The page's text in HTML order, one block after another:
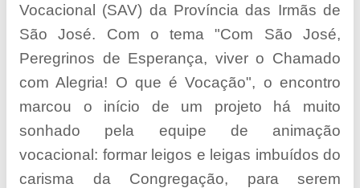
Vocacional (SAV) da Província das Irmãs de
São José. Com o tema "Com São José,
Peregrinos de Esperança, viver o Chamado
com Alegria! O que é Vocação", o encontro
marcou o início de um projeto há muito
sonhado pela equipe de animação
vocacional: formar leigos e leigas imbuídos do
carisma da Congregação, para serem